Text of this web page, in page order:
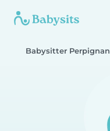
Babysitter Perpignan